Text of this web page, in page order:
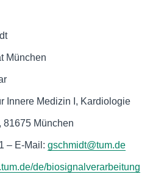
München
Innere Medizin I, Kardiologie
81675 München
– E-Mail: gschmidt@tum.de
de/biosignalverarbeitung